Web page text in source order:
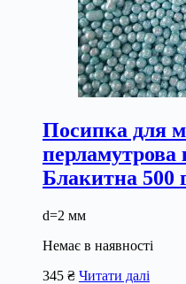
Посипка для
перламутрова
Блакитна 500
d=2 мм
Немає в наявності
345 ₴ Читати далі